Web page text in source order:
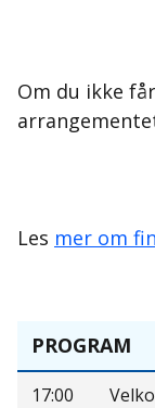
Om du ikke
Les mer om
PROGRAM
17:00